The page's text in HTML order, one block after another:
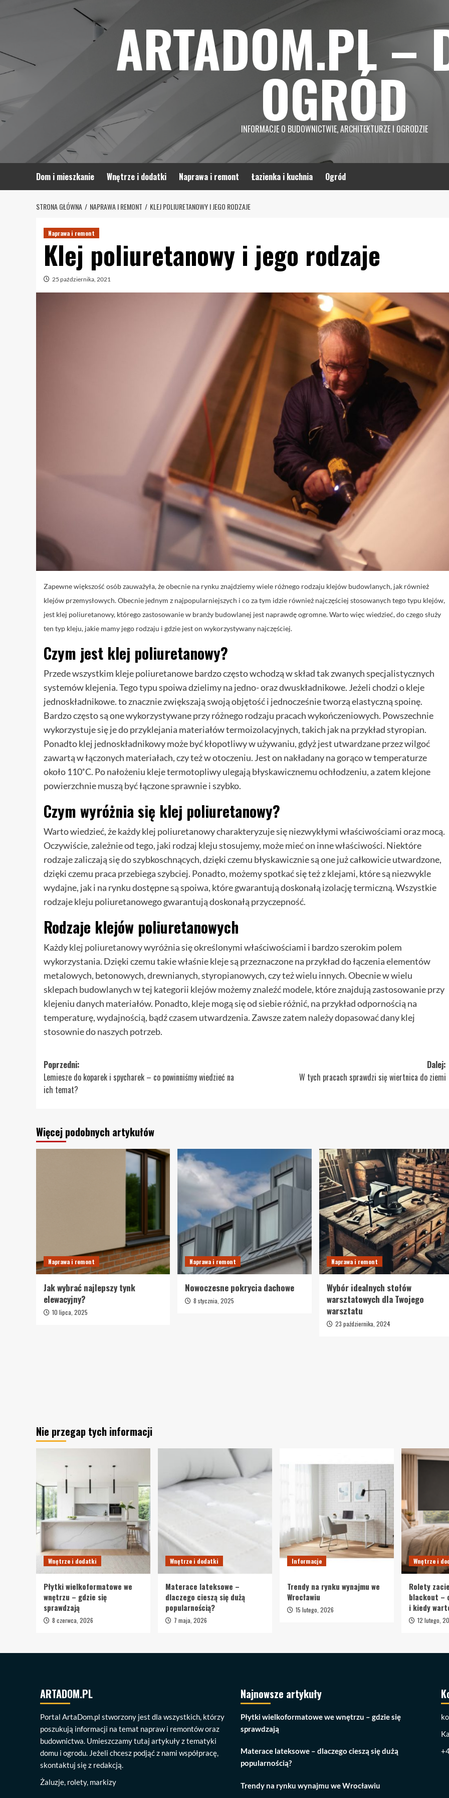
ARTADOM.PL –
OGRÓD
INFORMACJE O BUDOWNICTWIE, ARCHITEKTURZE I OGRODZIE
Dom i mieszkanie Wnętrze i dodatki Naprawa i remont Łazienka i kuchnia Ogród
STRONA GŁÓWNA NAPRAWA I REMONT KLEJ POLIURETANOWY I JEGO RODZAJE
Naprawa i remont
Klej poliuretanowy i jego rodzaje
25 października, 2021
Zapewne większość osób zauważyła, że obecnie na rynku znajdziemy wiele różnego rodzaju klejów budowlanych, jak również
klejów przemysłowych. Obecnie jednym z najpopularniejszych i co za tym idzie również najczęściej stosowanych tego typu klejów,
jest klej poliuretanowy, którego zastosowanie w branży budowlanej jest naprawdę ogromne. Warto więc wiedzieć, do czego służy
ten typ kleju, jakie mamy jego rodzaju i gdzie jest on wykorzystywany najczęściej.
Czym jest klej poliuretanowy?
Przede wszystkim kleje poliuretanowe bardzo często wchodzą w skład tak zwanych specjalistycznych
systemów klejenia. Tego typu spoiwa dzielimy na jedno- oraz dwuskładnikowe. Jeżeli chodzi o kleje
jednoskładnikowe. to znacznie zwiększają swoją objętość i jednocześnie tworzą elastyczną spoinę.
Bardzo często są one wykorzystywane przy różnego rodzaju pracach wykończeniowych. Powszechnie
wykorzystuje się je do przyklejania materiałów termoizolacyjnych, takich jak na przykład styropian.
Ponadto klej jednoskładnikowy może być kłopotliwy w używaniu, gdyż jest utwardzane przez wilgoć
zawartą w łączonych materiałach, czy też w otoczeniu. Jest on nakładany na gorąco w temperaturze
około 110˚C. Po nałożeniu kleje termotopliwy ulegają błyskawicznemu ochłodzeniu, a zatem klejone
powierzchnie muszą być łączone sprawnie i szybko.
Czym wyróżnia się klej poliuretanowy?
Warto wiedzieć, że każdy klej poliuretanowy charakteryzuje się niezwykłymi właściwościami oraz mocą.
Oczywiście, zależnie od tego, jaki rodzaj kleju stosujemy, może mieć on inne właściwości. Niektóre
rodzaje zaliczają się do szybkoschnących, dzięki czemu błyskawicznie są one już całkowicie utwardzone,
dzięki czemu praca przebiega szybciej. Ponadto, możemy spotkać się też z klejami, które są niezwykle
wydajne, jak i na rynku dostępne są spoiwa, które gwarantują doskonałą izolację termiczną. Wszystkie
rodzaje kleju poliuretanowego gwarantują doskonałą przyczepność.
Rodzaje klejów poliuretanowych
Każdyklej poliuretanowywyróżnia się określonymi właściwościami i bardzo szerokim polem
wykorzystania. Dzięki czemu takie właśnie kleje są przeznaczone na przykład do łączenia elementów
metalowych, betonowych, drewnianych, styropianowych, czy też wielu innych. Obecnie w wielu
sklepach budowlanych w tej kategorii klejów możemy znaleźć modele, które znajdują zastosowanie przy
klejeniu danych materiałów. Ponadto, kleje mogą się od siebie różnić, na przykład odpornością na
temperaturę, wydajnością, bądź czasem utwardzenia. Zawsze zatem należy dopasować dany klej
stosownie do naszych potrzeb.
Zobacz
wpisy
Poprzedni:
Lemiesze do koparek i spycharek – co powinniśmy wiedzieć na
ich temat?
Dalej:
W tych pracach sprawdzi się wiertnica do ziemi
Więcej podobnych artykułów
Naprawa i remont
Jak wybrać najlepszy tynk
elewacyjny?
10 lipca, 2025
Naprawa i remont
Nowoczesne pokrycia dachowe
8 stycznia, 2025
Naprawa i remont
Wybór idealnych stołów
warsztatowych dla Twojego
warsztatu
23 października, 2024
Nie przegap tych informacji
Wnętrze i dodatki
Płytki wielkoformatowe we
wnętrzu – gdzie się
sprawdzają
8 czerwca, 2026
Wnętrze i dodatki
Materace lateksowe –
dlaczego cieszą się dużą
popularnością?
7 maja, 2026
Informacje
Trendy na rynku wynajmu we
Wrocławiu
15 lutego, 2026
Wnętrze i
Rolety
blackout –
i kiedy
12 lutego,
ARTADOM.PL
Portal ArtaDom.pl stworzony jest dla wszystkich, którzy
poszukują informacji na temat napraw i remontów oraz
budownictwa. Umieszczamy tutaj artykuły z tematyki
domu i ogrodu. Jeżeli chcesz podjąć z nami współpracę,
skontaktuj się z redakcją.
Żaluzje, rolety, markizy
Najnowsze artykuły
Płytki wielkoformatowe we wnętrzu – gdzie się
sprawdzają
Materace lateksowe – dlaczego cieszą się dużą
popularnością?
Trendy na rynku wynajmu we Wrocławiu